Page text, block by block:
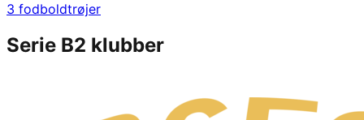
3 fodboldtrøjer
Serie B2 klubber